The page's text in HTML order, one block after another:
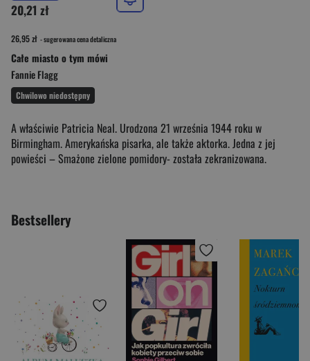
20,21 zł
26,95 zł - sugerowana cena detaliczna
Całe miasto o tym mówi
Fannie Flagg
Chwilowo niedostępny
A właściwie Patricia Neal. Urodzona 21 września 1944 roku w
Birmingham. Amerykańska pisarka, ale także aktorka. Jedna z jej
powieści – Smażone zielone pomidory- została zekranizowana.
Bestsellery